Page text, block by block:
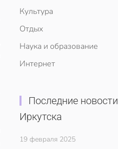
Культура
Отдых
Наука и образование
Интернет
Последние новости
Иркутска
19 февраля 2025